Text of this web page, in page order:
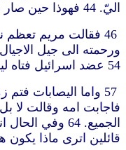
اليّ. 44 فهوذا حين صار صوت سلامك في اذنيّ ارتكض الجنين بابتهاج في بطني. 45 فطوبى للتي آمنت ان يتم ما قيل لها من قبل الرب
54 عضد اسرائيل فتاه ليذكر رحمة. 55 كما كلم آباءنا.لابراهيم ونسله الى الابد. 56 فمكثت مريم عندها نحو ثلاثة اشهر ثم رجعت الى بيتها
قائلين اترى ماذا